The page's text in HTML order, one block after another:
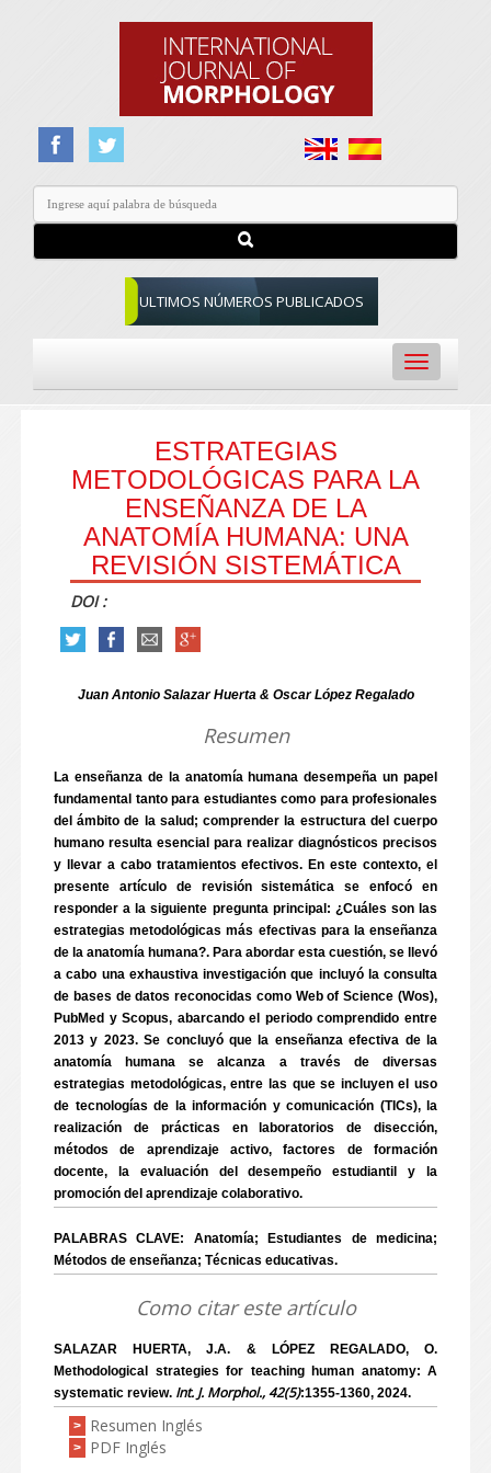
ULTIMOS NÚMEROS PUBLICADOS
Toggle
navigation
ESTRATEGIAS
METODOLÓGICAS PARA LA
ENSEÑANZA DE LA
ANATOMÍA HUMANA: UNA
REVISIÓN SISTEMÁTICA
DOI :
Juan Antonio Salazar Huerta & Oscar López Regalado
Resumen
La enseñanza de la anatomía humana desempeña un papel
fundamental tanto para estudiantes como para profesionales
del ámbito de la salud; comprender la estructura del cuerpo
humano resulta esencial para realizar diagnósticos precisos
y llevar a cabo tratamientos efectivos. En este contexto, el
presente artículo de revisión sistemática se enfocó en
responder a la siguiente pregunta principal: ¿Cuáles son las
estrategias metodológicas más efectivas para la enseñanza
de la anatomía humana?. Para abordar esta cuestión, se llevó
a cabo una exhaustiva investigación que incluyó la consulta
de bases de datos reconocidas como Web of Science (Wos),
PubMed y Scopus, abarcando el periodo comprendido entre
2013 y 2023. Se concluyó que la enseñanza efectiva de la
anatomía humana se alcanza a través de diversas
estrategias metodológicas, entre las que se incluyen el uso
de tecnologías de la información y comunicación (TICs), la
realización de prácticas en laboratorios de disección,
métodos de aprendizaje activo, factores de formación
docente, la evaluación del desempeño estudiantil y la
promoción del aprendizaje colaborativo.
PALABRAS CLAVE: Anatomía; Estudiantes de medicina;
Métodos de enseñanza; Técnicas educativas.
Como citar este artículo
SALAZAR HUERTA, J.A. & LÓPEZ REGALADO, O.
Methodological strategies for teaching human anatomy: A
systematic review. Int. J. Morphol., 42(5):1355-1360, 2024.
> Resumen Inglés
> PDF Inglés